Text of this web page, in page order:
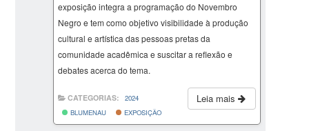
exposição integra a programação do Novembro
Negro e tem como objetivo visibilidade à produção
cultural e artística das pessoas pretas da
comunidade acadêmica e suscitar a reflexão e
debates acerca do tema.
Leia mais
CATEGORIAS:
2024
BLUMENAU
EXPOSIÇÃO